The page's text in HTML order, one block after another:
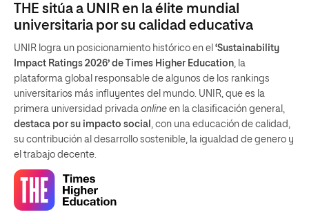
THE sitúa a UNIR en la élite mundial
universitaria por su calidad educativa
UNIR logra un posicionamiento histórico en el ‘Sustainability
Impact Ratings 2026’ de Times Higher Education, la
plataforma global responsable de algunos de los rankings
universitarios más influyentes del mundo. UNIR, que es la
primera universidad privada online en la clasificación general,
destaca por su impacto social , con una educación de calidad,
su contribución al desarrollo sostenible, la igualdad de genero y
el trabajo decente.